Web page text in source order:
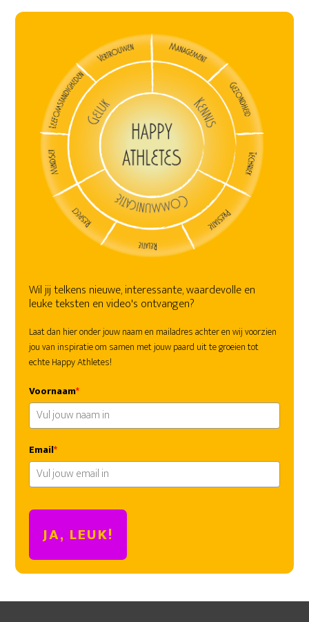
Wil jij telkens nieuwe, interessante, waardevolle en
leuke teksten en video's ontvangen?
Laat dan hier onder jouw naam en mailadres achter en wij voorzien
jou van inspiratie om samen met jouw paard uit te groeien tot
echte Happy Athletes!
Voornaam*
Email*
JA, LEUK!